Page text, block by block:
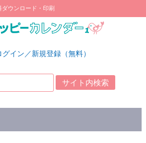
ウンロード・印刷
グイン／新規登録（無料）